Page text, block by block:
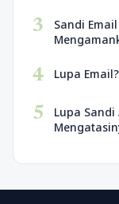
3
Sandi
4 Lupa
5
Lupa Sandi